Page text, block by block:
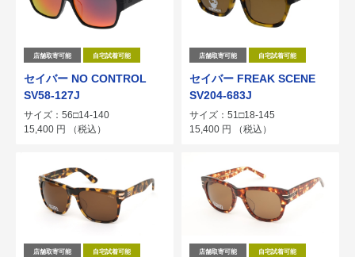
店舗取寄可能 自宅試着可能
セイバー NO CONTROL
SV58-127J
サイズ：56□14-140
15,400 円 （税込）
店舗取寄可能 自宅試着可能
セイバー FREAK SCENE
SV204-683J
サイズ：51□18-145
15,400 円 （税込）
店舗取寄可能 自宅試着可能 店舗取寄可能 自宅試着可能